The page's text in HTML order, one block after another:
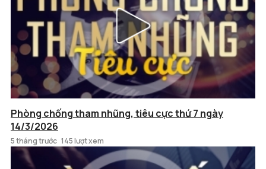
Phòng chống tham nhũng, tiêu cực thứ 7 ngày
14/3/2026
5 tháng trước 145 lượt xem